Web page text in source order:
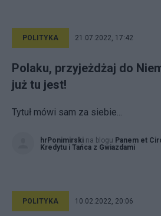
POLITYKA 21.07.2022, 17:42
Polaku, przyjeżdżaj do
już tu jest!
Tytuł mówi sam za siebie...
hrPonimirski na blogu Panem et
Kredytu i Tańca z Gwiazdami
POLITYKA 10.02.2022, 20:06